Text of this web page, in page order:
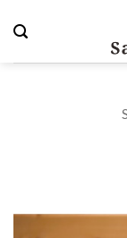
Inhalt
springen